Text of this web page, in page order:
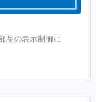
品の表示制御に